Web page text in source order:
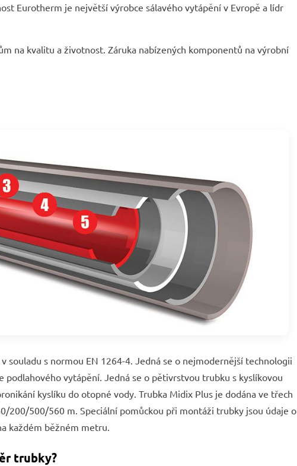
Eurotherm je největší výrobce sálavého vytápění v Evropě a lídr
na kvalitu a životnost. Záruka nabízených komponentů na výrobní
souladu s normou EN 1264-4. Jedná se o nejmodernější technologii
vytápění. Jedná se o pětivrstvou trubku s kyslíkovou
kyslíku do otopné vody. Trubka Midix Plus je dodána ve třech
500/560 m. Speciální pomůckou při montáži trubky jsou údaje o
každém běžném metru.
trubky?